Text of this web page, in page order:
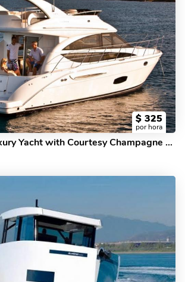
$ 325
por hora
Stunning 38' Luxury Yacht with Courtesy Champagne Plus Photography